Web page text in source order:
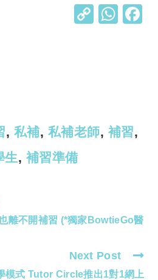
C
k
W
p
, 私補, 私補老師, 補習,
生, 補習準備
離不開補習 (*獨家BowtieGo醫
Next Post
模式 Tutor Circle推出1對1網上